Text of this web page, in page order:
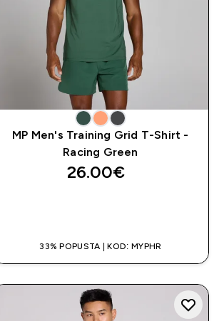
MP Men's Training Grid T-Shirt -
Racing Green
26.00€‎
33% POPUSTA | KOD: MYPHR